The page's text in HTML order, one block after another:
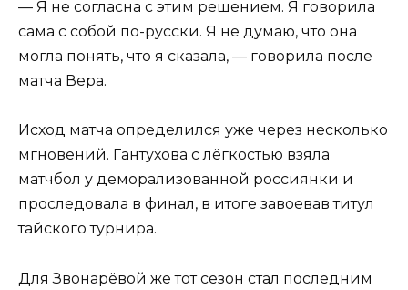
— Я не согласна с этим решением. Я говорила
сама с собой по-русски. Я не думаю, что она
могла понять, что я сказала, — говорила после
матча Вера.
Исход матча определился уже через несколько
мгновений. Гантухова с лёгкостью взяла
матчбол у деморализованной россиянки и
проследовала в финал, в итоге завоевав титул
тайского турнира.
Для Звонарёвой же тот сезон стал последним